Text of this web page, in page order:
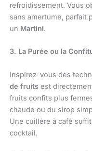
refroidissement. Vous
sans amertume, parfait
un Martini.
3. La Purée ou la
Inspirez-vous des
de fruits est
fruits confits plus
chaude ou du sirop
Une cuillère à café
cocktail.